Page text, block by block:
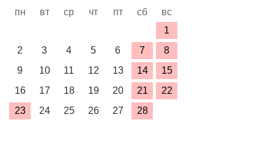
пн вт ср чт пт сб
вс
1
2
3 4 5 6 7
8
9
10 11 12 13 14
15
16
17 18 19 20 21
22
23
24 25 26 27 28